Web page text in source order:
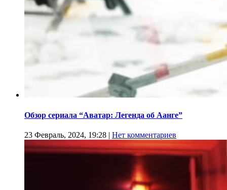
Обзор сериала “Аватар: Легенда об Аанге”
23 Февраль, 2024, 19:28 | Нет комментариев